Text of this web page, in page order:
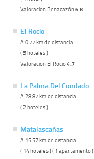
Valoracion Benacazón6.8
El Rocio
A 0.77 km de distancia
( 5 hoteles )
Valoracion El Rocio4.7
La Palma Del Condado
A 28.87 km de distancia
( 2 hoteles )
Matalascañas
A 15.57 km de distancia
( 14 hoteles ) ( 1 apartamento )